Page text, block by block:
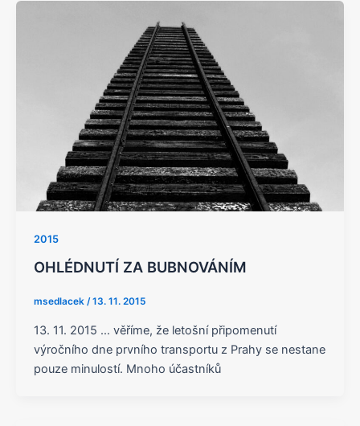
2015
OHLÉDNUTÍ ZA BUBNOVÁNÍM
msedlacek /13. 11. 2015
13. 11. 2015 … věříme, že letošní připomenutí
výročního dne prvního transportu z Prahy se nestane
pouze minulostí. Mnoho účastníků